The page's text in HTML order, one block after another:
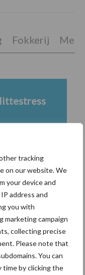
tracking
on our website. We
your device and
address and
you with
marketing campaign
collecting precise
Please note that
You can
time by clicking the
nieuws
blijft grillig:
houden
Fokkerij